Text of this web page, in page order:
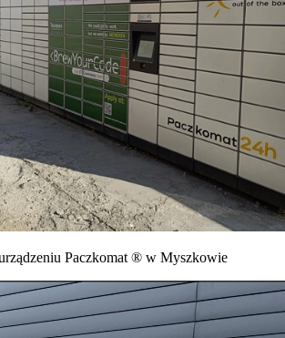
Paczkomat ® w Myszkowie